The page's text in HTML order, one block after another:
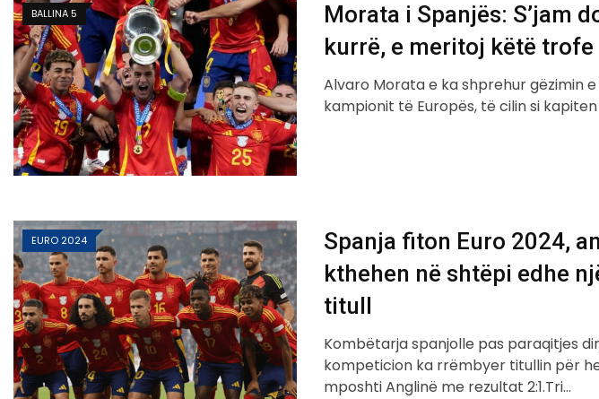
BALLINA 5
Morata i Spanjës: S’jam
kurrë, e meritoj këtë trofe
Alvaro Morata e ka shprehur gëzimin
kampionit të Europës, të cilin si kapiten
EURO 2024
Spanja fiton Euro 2024,
kthehen në shtëpi edhe
titull
Kombëtarja spanjolle pas paraqitjes
kompeticion ka rrëmbyer titullin për
mposhti Anglinë me rezultat 2:1.Tri…